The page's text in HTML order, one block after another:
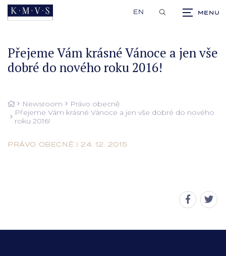
EN
Přejeme Vám krásné Vánoce a jen vše
dobré do nového roku 2016!
Newsroom
Právo obecně
Přejeme Vám krásné Vánoce a jen vše dobré do nového
roku 2016!
PRÁVO OBECNĚ | 24. 12. 2015
Sdílet
na
na